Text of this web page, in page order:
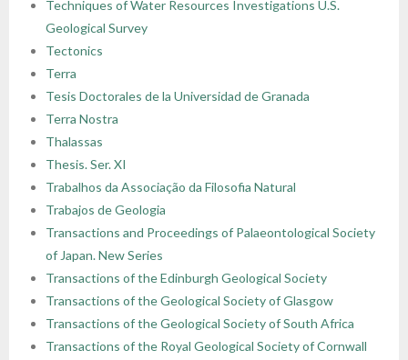
- Walny Zjazd Delegatów
- - Regulamin Walnego Zjazdu Delegatów
- - Uchwały bieżące
- - Oddział Karpacki
- - Oddział Krakowski
- - Oddział Poznański
- - Oddział Szczeciński
- - Oddział Warszawski
- - Oddział Wrocławski
- - Sekcja Geologii Samorządowej
- - Sekcja Historii Nauk Geologicznych
- - Sekcja Paleontologiczna
- - Sekcja Sedymentologiczna
- - Polish & Slovak Working Group of the Jurassic
System PGS
- Polski Kongres Geologiczny
- - I Kongres Geologiczny
- - II Kongres Geologiczny
- - III Kongres Geologiczny
- Zjazdy Naukowe PTGeol
- - Archiwum zjazdów
- Inne konferencje
- - POKOS – Polska Konferencja
Sedymentologiczna
- Warsztaty
- Członkostwo
- Członkowie honorowi
- Członkowie wspierający i partnerzy
- Opłaty
Biblioteka
- Katalog (Online Public Access Catalog)
- Katalog czasopism
- Katalog map
- Materiały Kongresowe
- Inne materiały konferencyjne
- Annales Societatis Geologorum Poloniae
- Posiedzenia Naukowe PTGeol
Nagrody i stypendia
Linki
Galerie
Techniques of Water Resources Investigations U.S.
Geological Survey
Tectonics
Terra
Tesis Doctorales de la Universidad de Granada
Terra Nostra
Thalassas
Thesis. Ser. XI
Trabalhos da Associação da Filosofia Natural
Trabajos de Geologia
Transactions and Proceedings of Palaeontological Society
of Japan. New Series
Transactions of the Edinburgh Geological Society
Transactions of the Geological Society of Glasgow
Transactions of the Geological Society of South Africa
Transactions of the Royal Geological Society of Cornwall